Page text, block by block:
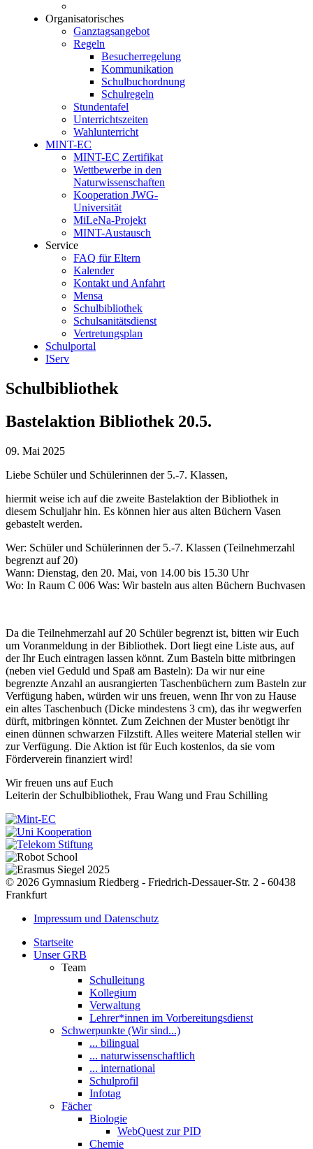
Organisatorisches
Ganztagsangebot
Regeln
Besucherregelung
Kommunikation
Schulbuchordnung
Schulregeln
Stundentafel
Unterrichtszeiten
Wahlunterricht
MINT-EC
MINT-EC Zertifikat
Wettbewerbe in den
Naturwissenschaften
Kooperation JWG-
Universität
MiLeNa-Projekt
MINT-Austausch
Service
FAQ für Eltern
Kalender
Kontakt und Anfahrt
Mensa
Schulbibliothek
Schulsanitätsdienst
Vertretungsplan
Schulportal
IServ
Schulbibliothek
Bastelaktion Bibliothek 20.5.
09. Mai 2025
Liebe Schüler und Schülerinnen der 5.-7. Klassen,
hiermit weise ich auf die zweite Bastelaktion der Bibliothek in
diesem Schuljahr hin. Es können hier aus alten Büchern Vasen
gebastelt werden.
Wer: Schüler und Schülerinnen der 5.-7. Klassen (Teilnehmerzahl
begrenzt auf 20)
Wann: Dienstag, den 20. Mai, von 14.00 bis 15.30 Uhr
Wo: In Raum C 006 Was: Wir basteln aus alten Büchern Buchvasen
Da die Teilnehmerzahl auf 20 Schüler begrenzt ist, bitten wir Euch
um Voranmeldung in der Bibliothek. Dort liegt eine Liste aus, auf
der Ihr Euch eintragen lassen könnt. Zum Basteln bitte mitbringen
(neben viel Geduld und Spaß am Basteln): Da wir nur eine
begrenzte Anzahl an ausrangierten Taschenbüchern zum Basteln zur
Verfügung haben, würden wir uns freuen, wenn Ihr von zu Hause
ein altes Taschenbuch (Dicke mindestens 3 cm), das ihr wegwerfen
dürft, mitbringen könntet. Zum Zeichnen der Muster benötigt ihr
einen dünnen schwarzen Filzstift. Alles weitere Material stellen wir
zur Verfügung. Die Aktion ist für Euch kostenlos, da sie vom
Förderverein finanziert wird!
Wir freuen uns auf Euch
Leiterin der Schulbibliothek, Frau Wang und Frau Schilling
© 2026 Gymnasium Riedberg - Friedrich-Dessauer-Str. 2 - 60438
Frankfurt
Impressum und Datenschutz
Startseite
Unser GRB
Team
Schulleitung
Kollegium
Verwaltung
Lehrer*innen im Vorbereitungsdienst
Schwerpunkte (Wir sind...)
... bilingual
... naturwissenschaftlich
... international
Schulprofil
Infotag
Fächer
Biologie
WebQuest zur PID
Chemie